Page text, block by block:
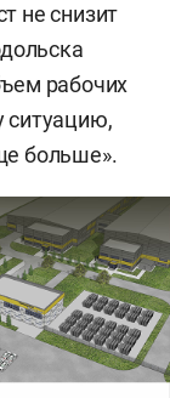
не снизит
рабочих
ситуацию,
больше».